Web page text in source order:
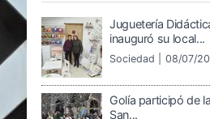
Juguetería
inauguró su local...
Sociedad | 08/07/
Golía participó de
San...